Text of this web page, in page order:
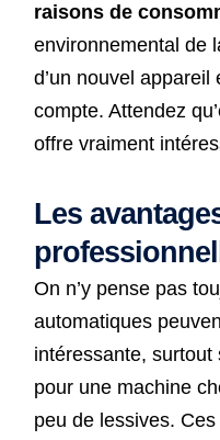
raisons de
environnemental de
d’un nouvel
compte. Attendez
offre vraiment
Les
On n’y pense pas
automatiques
intéressante, surtout
pour une machine
peu de lessives.